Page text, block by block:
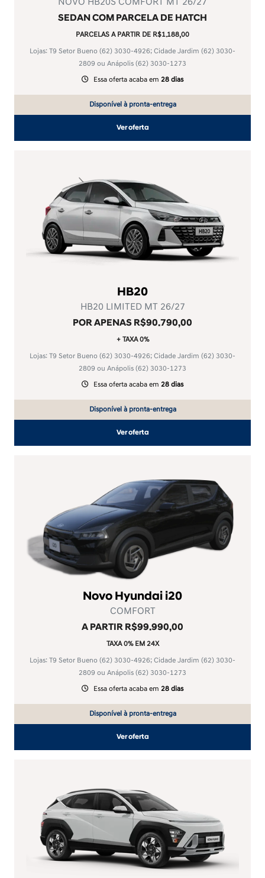
SEDAN COM PARCELA DE HATCH
PARCELAS A PARTIR DE R$1.188,00
Lojas: T9 Setor Bueno (62) 3030-4926; Cidade Jardim (62) 3030-
2809 ou Anápolis (62) 3030-1273
Essa oferta acaba em 28 dias
Disponível à pronta-entrega
Ver oferta
HB20
HB20 LIMITED MT 26/27
POR APENAS R$90.790,00
+ TAXA 0%
Lojas: T9 Setor Bueno (62) 3030-4926; Cidade Jardim (62) 3030-
2809 ou Anápolis (62) 3030-1273
Essa oferta acaba em 28 dias
Disponível à pronta-entrega
Ver oferta
Novo Hyundai i20
COMFORT
A PARTIR R$99.990,00
TAXA 0% EM 24X
Lojas: T9 Setor Bueno (62) 3030-4926; Cidade Jardim (62) 3030-
2809 ou Anápolis (62) 3030-1273
Essa oferta acaba em 28 dias
Disponível à pronta-entrega
Ver oferta